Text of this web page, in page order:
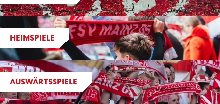
HEIMSPIELE
AUSWÄRTSSPIELE